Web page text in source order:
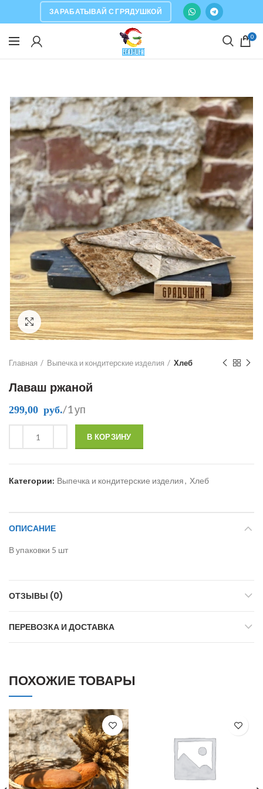
ЗАРАБАТЫВАЙ С ГРЯДУШКОЙ
0
Click to enlarge
Главная Выпечка и кондитерские изделия Хлеб
Лаваш ржаной
299,00 руб. /1 уп
В КОРЗИНУ
Категории: Выпечка и кондитерские изделия, Хлеб
ОПИСАНИЕ
В упаковки 5 шт
ОТЗЫВЫ (0)
ПЕРЕВОЗКА И ДОСТАВКА
ПОХОЖИЕ ТОВАРЫ